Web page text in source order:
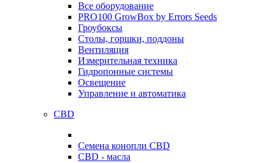
Все оборудование
PRO100 GrowBox by Errors Seeds
Гроубоксы
Столы, горшки, поддоны
Вентиляция
Измерительная техника
Гидропонные системы
Освещение
Управление и автоматика
CBD
Семена конопли CBD
CBD - масла